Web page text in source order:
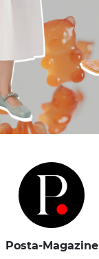
Posta-Magazine